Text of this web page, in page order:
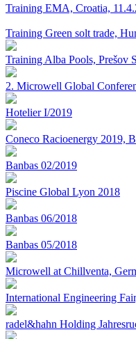
Training EMA, Croatia,
Training Green solt trade,
Training Alba Pools, Prešov
2. Microwell Global
Hotelier I/2019
Coneco Racioenergy 2019,
Banbas 02/2019
Piscine Global Lyon 2018
Banbas 06/2018
Banbas 05/2018
Microwell at Chillventa,
International Engineering
radel&hahn Holding